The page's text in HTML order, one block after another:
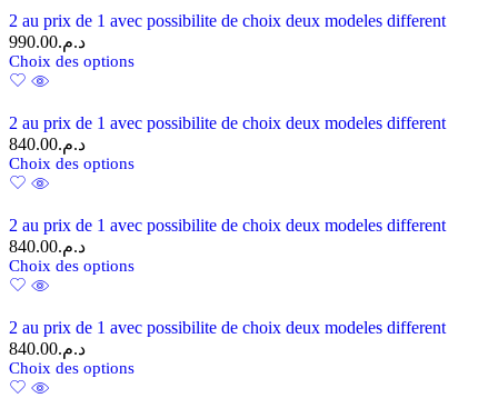
2 au prix de 1 avec possibilite de choix deux modeles different
د.م.990.00
Choix des options
2 au prix de 1 avec possibilite de choix deux modeles different
د.م.840.00
Choix des options
2 au prix de 1 avec possibilite de choix deux modeles different
د.م.840.00
Choix des options
2 au prix de 1 avec possibilite de choix deux modeles different
د.م.840.00
Choix des options